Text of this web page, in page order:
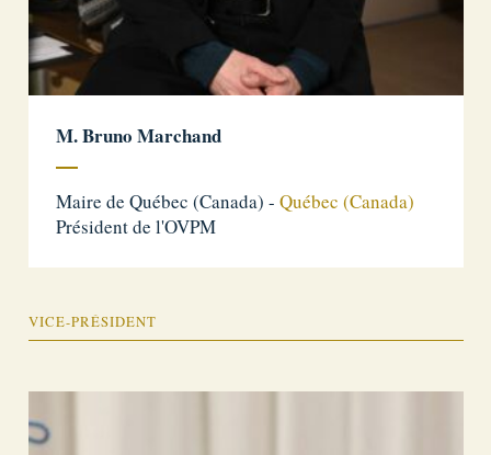
M. Bruno Marchand
Maire de Québec (Canada) - Québec (Canada)
Président de l'OVPM
VICE-PRÉSIDENT